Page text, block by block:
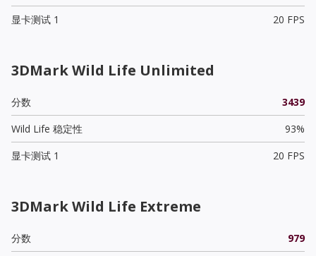
显卡测试 1
20 FPS
3DMark Wild Life Unlimited
分数
3439
Wild Life 稳定性
93%
显卡测试 1
20 FPS
3DMark Wild Life Extreme
分数
979